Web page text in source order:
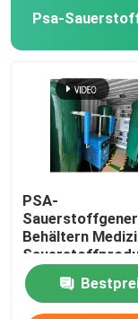
Psa-
PSA-
Behältern
Krankenhaus